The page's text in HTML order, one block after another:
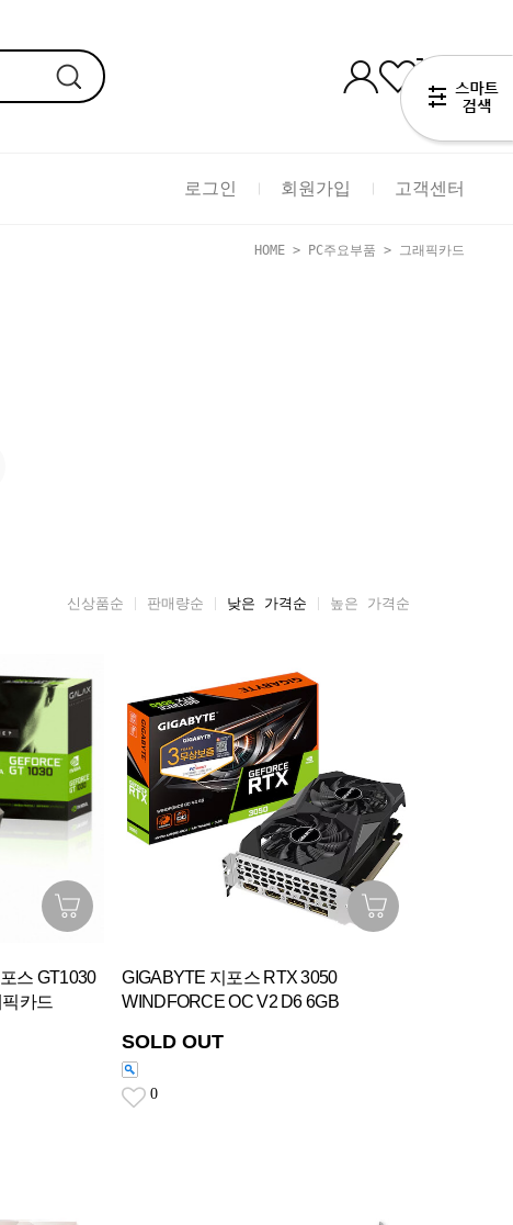
로그인 회원가입 고객센터
HOME > PC주요부품 > 그래픽카드
신상품순 판매량순 낮은 가격순 높은 가격순
스 GT1030
카드
GIGABYTE 지포스 RTX 3050
WINDFORCE OC V2 D6 6GB
SOLD OUT
0